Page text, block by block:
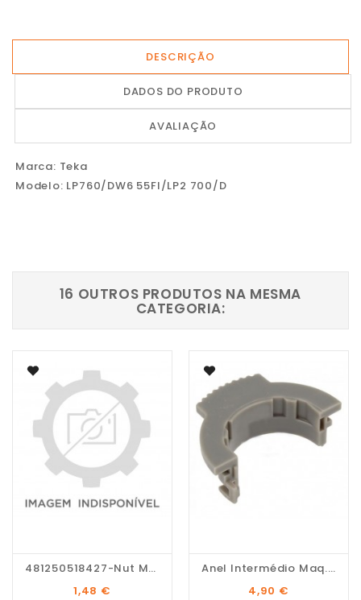
DESCRIÇÃO
DADOS DO PRODUTO
AVALIAÇÃO
Marca: Teka
Modelo: LP760/DW6 55FI/LP2 700/D
16 OUTROS PRODUTOS NA MESMA
CATEGORIA:
481250518427-Nut M6...
Preço
1,48 €
Anel Intermédio Maq....
Preço
4,90 €